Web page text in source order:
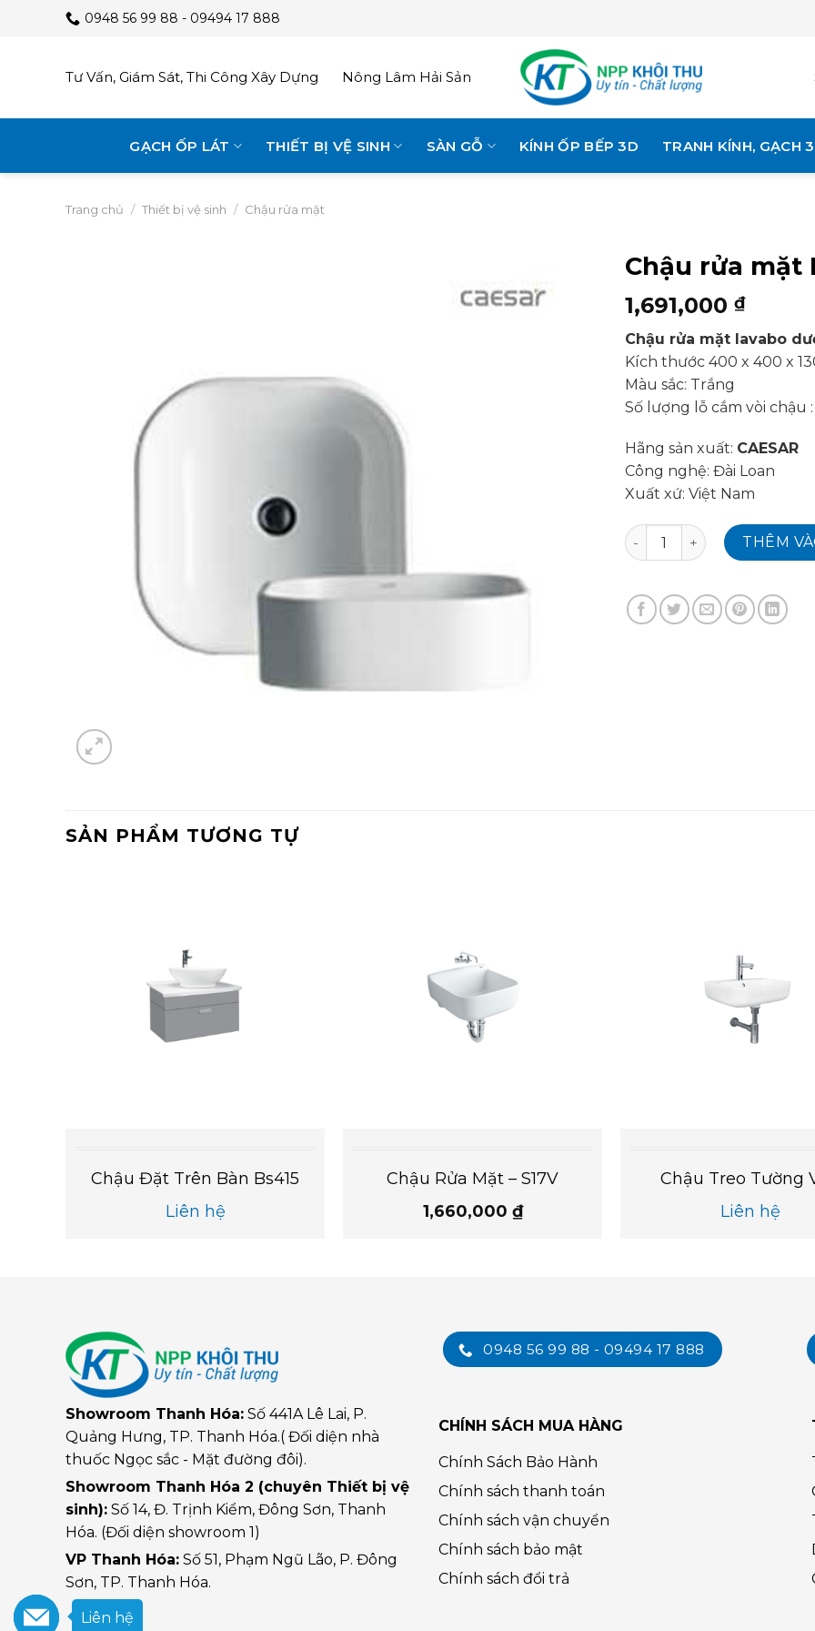
0948 56 99 88 - 09494 17 888
Tư Vấn, Giám Sát, Thi Công Xây Dựng Nông Lâm Hải Sản
GẠCH ỐP LÁT THIẾT BỊ VỆ SINH SÀN GỖ KÍNH ỐP BẾP 3D TRANH KÍNH, GẠCH
Trang chủ / Thiết bị vệ sinh / Chậu rửa mặt
Chậu rửa mặt
1,691,000 ₫
Chậu rửa mặt lavabo
Kích thước 400 x 400 x
Màu sắc: Trắng
Số lượng lỗ cắm vòi chậu :
Hãng sản xuất: CAESAR
Công nghệ: Đài Loan
Xuất xứ: Việt Nam
Chậu rửa mặt LF5256 số
THÊM
SẢN PHẨM TƯƠNG TỰ
Chậu Đặt Trên Bàn Bs415
Liên hệ
Chậu Rửa Mặt – S17V
1,660,000 ₫
Chậu Treo Tường
Liên hệ
0948 56 99 88 - 09494 17 888
Showroom Thanh Hóa: Số 441A Lê Lai, P.
Quảng Hưng, TP. Thanh Hóa.( Đối diện nhà
thuốc Ngọc sắc - Mặt đường đôi).
Showroom Thanh Hóa 2 (chuyên Thiết bị vệ
sinh): Số 14, Đ. Trịnh Kiểm, Đông Sơn, Thanh
Hóa. (Đối diện showroom 1)
VP Thanh Hóa: Số 51, Phạm Ngũ Lão, P. Đông
Sơn, TP. Thanh Hóa.
CHÍNH SÁCH MUA HÀNG
Chính Sách Bảo Hành
Chính sách thanh toán
Chính sách vận chuyển
Chính sách bảo mật
Chính sách đổi trả
Liên hệ